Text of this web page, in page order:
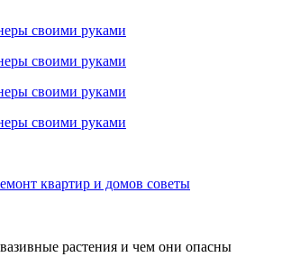
своими руками
своими руками
своими руками
своими руками
квартир и домов советы
растения и чем они опасны